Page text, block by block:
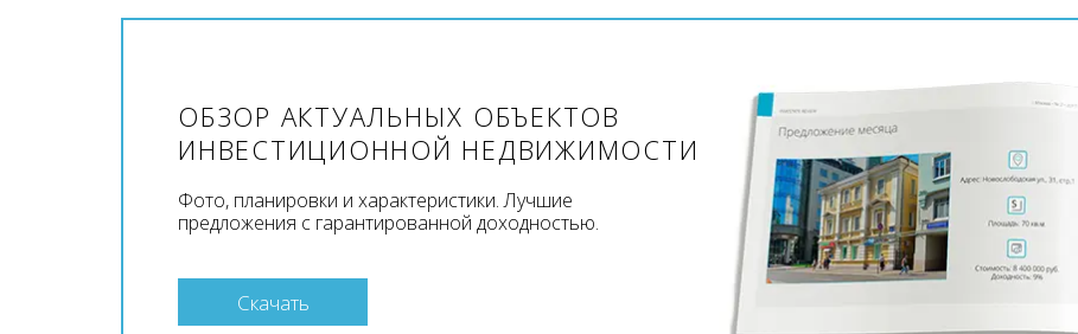
ОБЗОР АКТУАЛЬНЫХ ОБЪЕКТОВ
ИНВЕСТИЦИОННОЙ НЕДВИЖИМОСТИ
Фото, планировки и характеристики. Лучшие
предложения с гарантированной доходностью.
Скачать